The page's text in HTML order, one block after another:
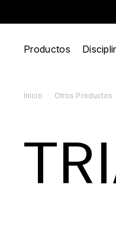
Productos
Inicio Otros Productos